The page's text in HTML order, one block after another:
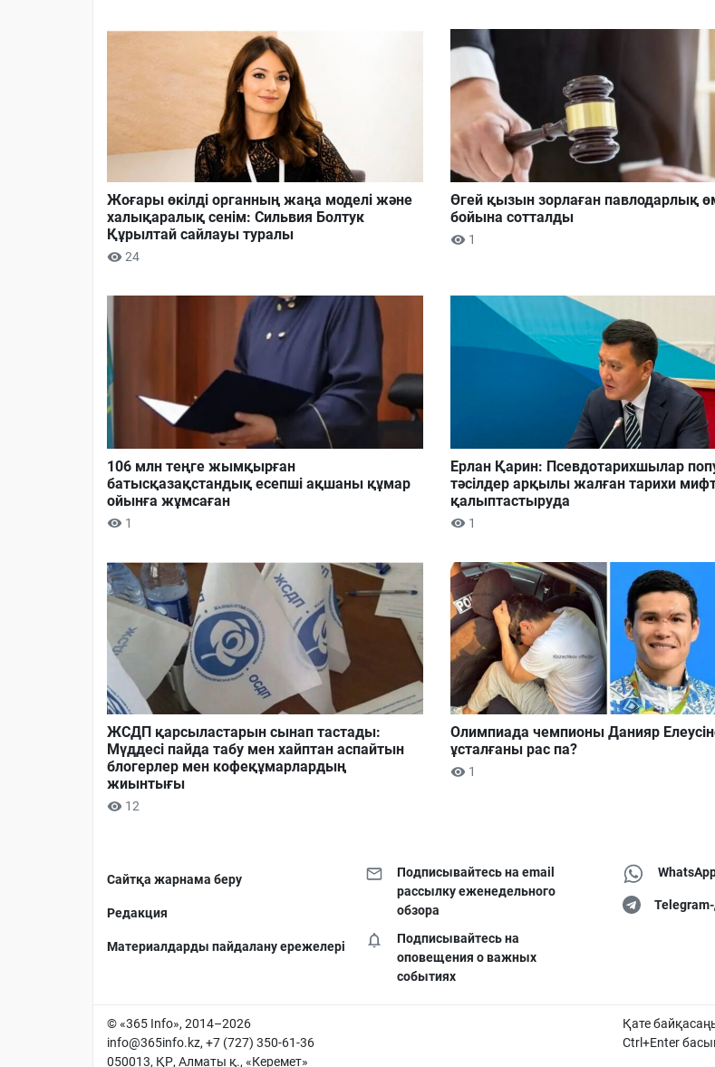
Жоғары өкілді органның жаңа моделі және
халықаралық сенім: Сильвия Болтук
Құрылтай сайлауы туралы
24
Өгей қызын зорлаған павлодарлық
бойына сотталды
1
106 млн теңге жымқырған
батысқазақстандық есепші ақшаны құмар
ойынға жұмсаған
1
Ерлан Қарин: Псевдотарихшылар
тәсілдер арқылы жалған тарихи
қалыптастыруда
1
ЖСДП қарсыластарын сынап тастады:
Мүддесі пайда табу мен хайптан аспайтын
блогерлер мен кофеқұмарлардың
жиынтығы
12
Олимпиада чемпионы Данияр
ұсталғаны рас па?
1
Сайтқа жарнама беру
Редакция
Материалдарды пайдалану ережелері
Подписывайтесь на email
рассылку еженедельного
обзора
Подписывайтесь на
оповещения о важных
событиях
© «365 Info», 2014–2026
info@365info.kz, +7 (727) 350-61-36
050013, ҚР, Алматы қ., «Керемет»
Қате
Ctrl+Enter